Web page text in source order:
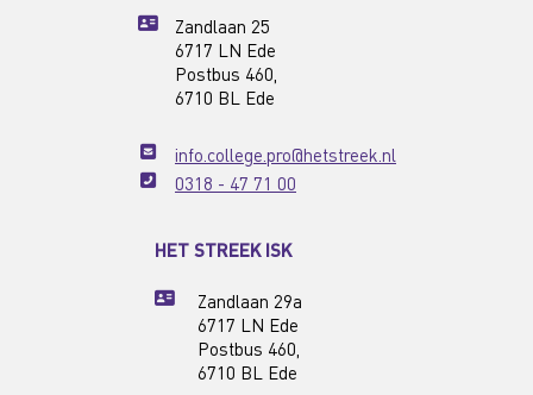
Zandlaan 25
6717 LN Ede
Postbus 460,
6710 BL Ede
info.college.pro@hetstreek.nl
0318 - 47 71 00
HET STREEK ISK
Zandlaan 29a
6717 LN Ede
Postbus 460,
6710 BL Ede